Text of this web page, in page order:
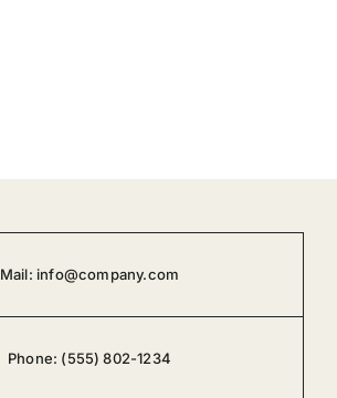
Mail: info@company.com
Phone: (555) 802-1234